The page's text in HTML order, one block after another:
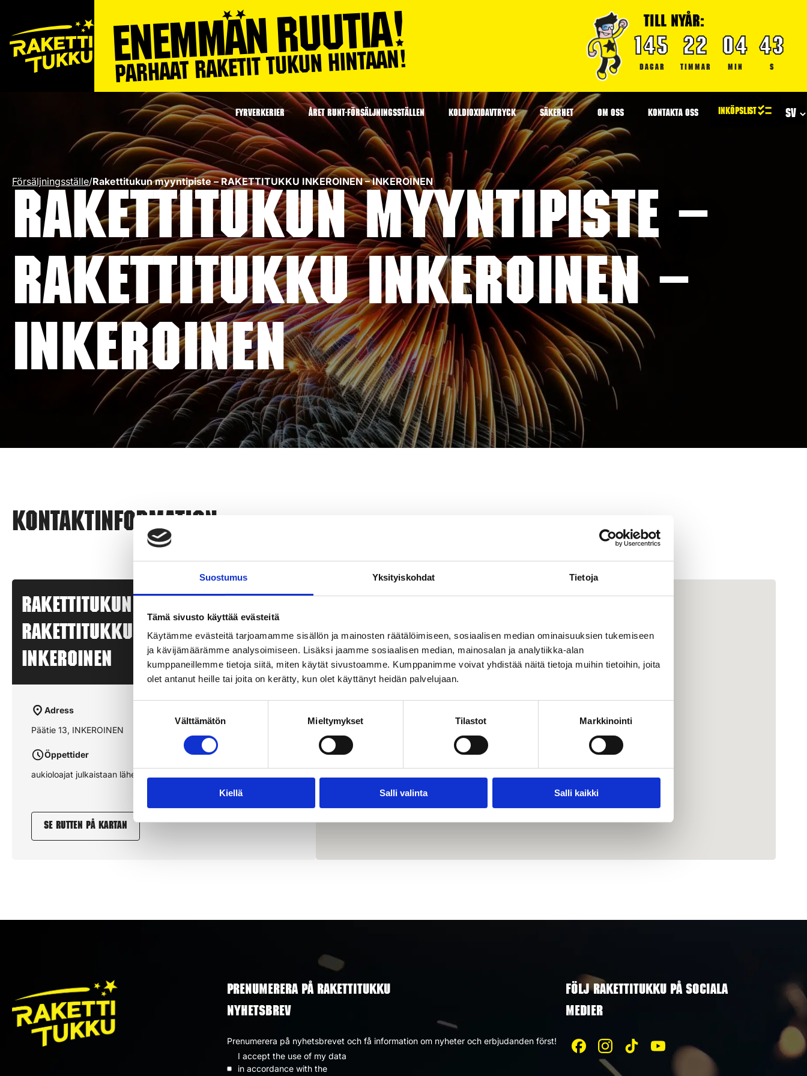
Suostumus Yksityiskohdat Tietoja
Tämä sivusto käyttää evästeitä
Käytämme evästeitä tarjoamamme sisällön ja mainosten räätälöimiseen, sosiaalisen median ominaisuuksien tukemiseen
ja kävijämäärämme analysoimiseen. Lisäksi jaamme sosiaalisen median, mainosalan ja analytiikka-alan
kumppaneillemme tietoja siitä, miten käytät sivustoamme. Kumppanimme voivat yhdistää näitä tietoja muihin tietoihin, joita
olet antanut heille tai joita on kerätty, kun olet käyttänyt heidän palvelujaan.
Välttämätön Mieltymykset Tilastot Markkinointi
Kiellä Salli valinta Salli kaikki
TILL NYÅR:
145
DAGAR
22
TIMMAR
04
MIN
43
S
FYRVERKERIER ÅRET RUNT-FÖRSÄLJNINGSSTÄLLEN KOLDIOXIDAVTRYCK SÄKERHET OM OSS KONTAKTA OSS
Försäljningsställe/Rakettitukun myyntipiste – RAKETTITUKKU INKEROINEN – INKEROINEN
Rakettitukun myyntipiste –
RAKETTITUKKU INKEROINEN –
INKEROINEN
Kontaktinformation
Rakettitukun myyntipiste –
RAKETTITUKKU INKEROINEN –
INKEROINEN
Adress
Päätie 13, INKEROINEN
Öppettider
aukioloajat julkaistaan lähempänä sesonkia
Se rutten på kartan
PRENUMERERA PÅ RAKETTITUKKU
NYHETSBREV
Prenumerera på nyhetsbrevet och få information om nyheter och erbjudanden först!
Dataskyddpolicy
I accept the use of my data
in accordance with the
FÖLJ RAKETTITUKKU PÅ SOCIALA
MEDIER